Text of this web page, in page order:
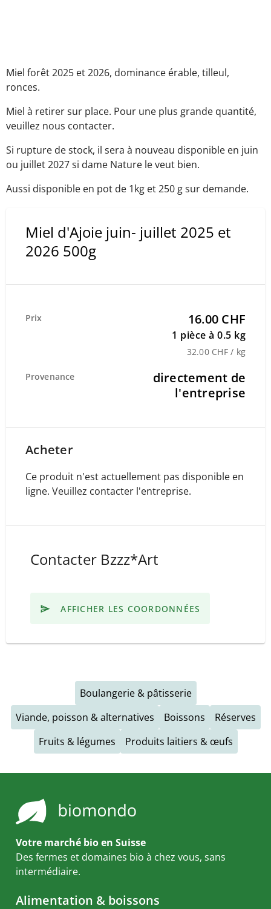
Miel forêt 2025 et 2026, dominance érable, tilleul,
ronces.
Miel à retirer sur place. Pour une plus grande quantité,
veuillez nous contacter.
Si rupture de stock, il sera à nouveau disponible en juin
ou juillet 2027 si dame Nature le veut bien.
Aussi disponible en pot de 1kg et 250 g sur demande.
Miel d'Ajoie juin- juillet 2025 et
2026 500g
Prix 16.00 CHF
1 pièce à 0.5 kg
32.00 CHF / kg
Provenance
directement de
l'entreprise
Acheter
Ce produit n'est actuellement pas disponible en
ligne. Veuillez contacter l'entreprise.
Contacter Bzzz*Art
AFFICHER LES COORDONNÉES
Boulangerie & pâtisserie
Viande, poisson & alternatives
Boissons
Réserves
Fruits & légumes
Produits laitiers & œufs
Votre marché bio en Suisse
Des fermes et domaines bio à chez vous, sans
intermédiaire.
Alimentation & boissons